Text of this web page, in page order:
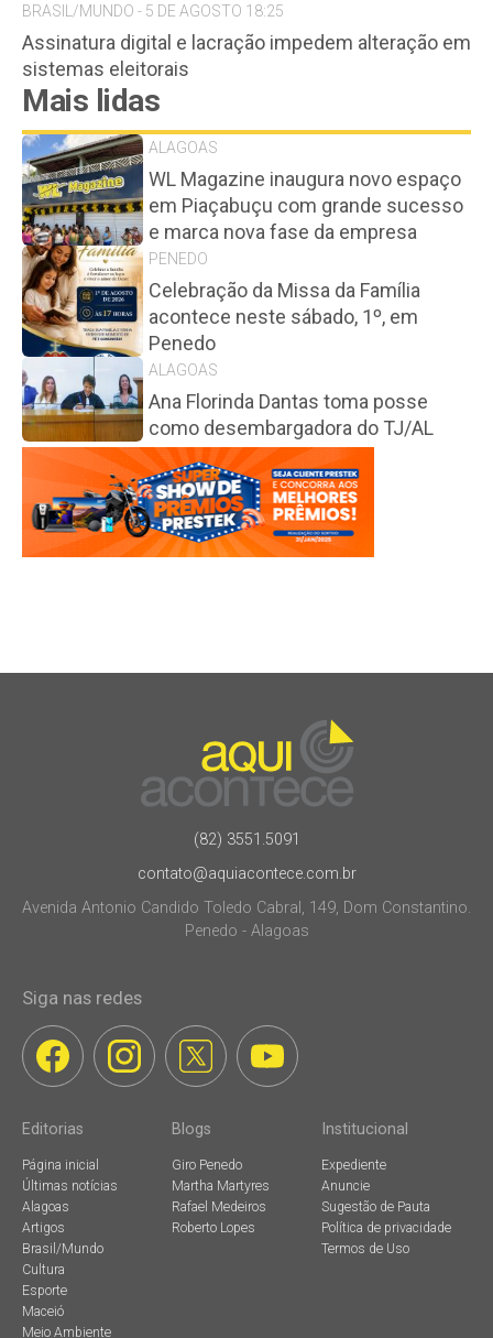
BRASIL/MUNDO - 5 DE AGOSTO 18:25
Assinatura digital e lacração impedem alteração em
sistemas eleitorais
Mais lidas
ALAGOAS
WL Magazine inaugura novo espaço
em Piaçabuçu com grande sucesso
e marca nova fase da empresa
PENEDO
Celebração da Missa da Família
acontece neste sábado, 1º, em
Penedo
ALAGOAS
Ana Florinda Dantas toma posse
como desembargadora do TJ/AL
(82) 3551.5091
contato@aquiacontece.com.br
Avenida Antonio Candido Toledo Cabral, 149, Dom Constantino.
Penedo - Alagoas
Siga nas redes
Editorias
Página inicial
Últimas notícias
Alagoas
Artigos
Brasil/Mundo
Cultura
Esporte
Maceió
Meio Ambiente
Blogs
Giro Penedo
Martha Martyres
Rafael Medeiros
Roberto Lopes
Institucional
Expediente
Anuncie
Sugestão de Pauta
Política de privacidade
Termos de Uso